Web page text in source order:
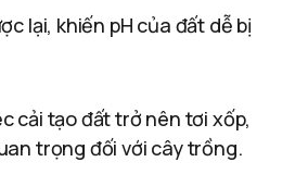
lại, khiến pH của đất dễ bị
cải tạo đất trở nên tơi xốp,
trọng đối với cây trồng.